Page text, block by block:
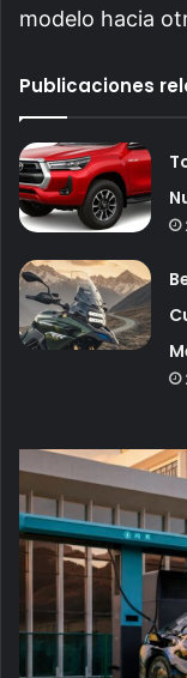
modelo hacia
Publicaciones